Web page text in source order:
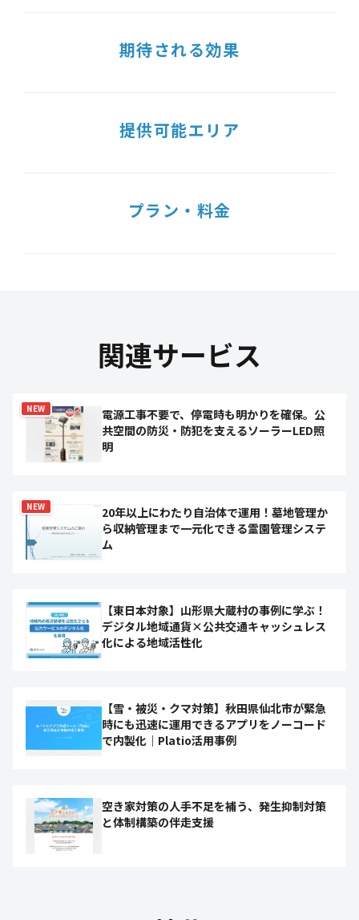
期待される効果
提供可能エリア
プラン・料金
関連サービス
NEW
電源工事不要で、停電時も明かりを確保。公
共空間の防災・防犯を支えるソーラーLED照
明
NEW
20年以上にわたり自治体で運用！墓地管理か
ら収納管理まで一元化できる霊園管理システ
ム
【東日本対象】山形県大蔵村の事例に学ぶ！
デジタル地域通貨×公共交通キャッシュレス
化による地域活性化
【雪・被災・クマ対策】秋田県仙北市が緊急
時にも迅速に運用できるアプリをノーコード
で内製化｜Platio活用事例
空き家対策の人手不足を補う、発生抑制対策
と体制構築の伴走支援